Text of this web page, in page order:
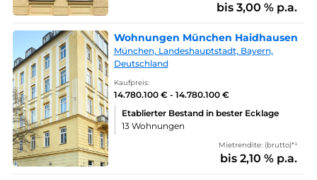
bis 3,00 % p.a.
Wohnungen München Haidhausen
München, Landeshauptstadt, Bayern,
Deutschland
Kaufpreis:
14.780.100 € - 14.780.100 €
Etablierter Bestand in bester Ecklage
13 Wohnungen
Mietrendite: (brutto)*¹
bis 2,10 % p.a.